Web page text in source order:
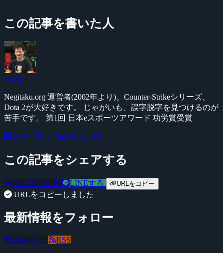
この記事を書いた人
Yossy
Negitaku.org 運営者(2002年より)。Counter-Strikeシリーズ、
Dota 2が大好きです。 じゃがいも、誤字脱字を見つけるのが
苦手です。 第1回 日本eスポーツアワード 功労賞受賞
記事一覧へ @YossyFPS
この記事をシェアする
ツイートする LINEする URLをコピー
URLをコピーしました
最新情報をフォロー
@negitaku RSS